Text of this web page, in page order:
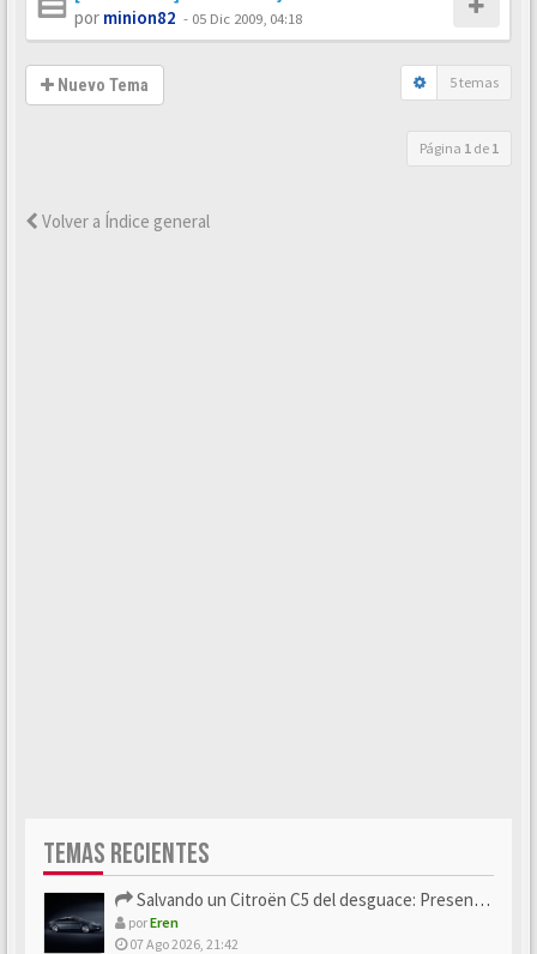
por minion82 - 05 Dic 2009, 04:18
Nuevo Tema 5 temas
Página 1 de 1
Volver a Índice general
TEMAS RECIENTES
Salvando un Citroën C5 del desguace: Presentación y seguimiento
porEren
07 Ago 2026, 21:42